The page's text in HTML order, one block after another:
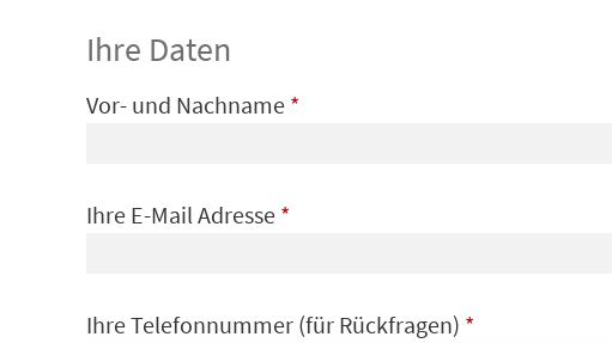
Ihre Daten
Vor- und Nachname *
Ihre E-Mail Adresse *
Ihre Telefonnummer (für Rückfragen) *